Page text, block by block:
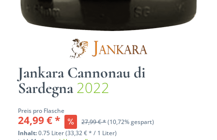
Jankara Cannonau di
Sardegna2022
Preis pro Flasche
24,99 € * 27,99 € *(10,72% gespart)
Inhalt:0.75 Liter (33,32 € * / 1 Liter)